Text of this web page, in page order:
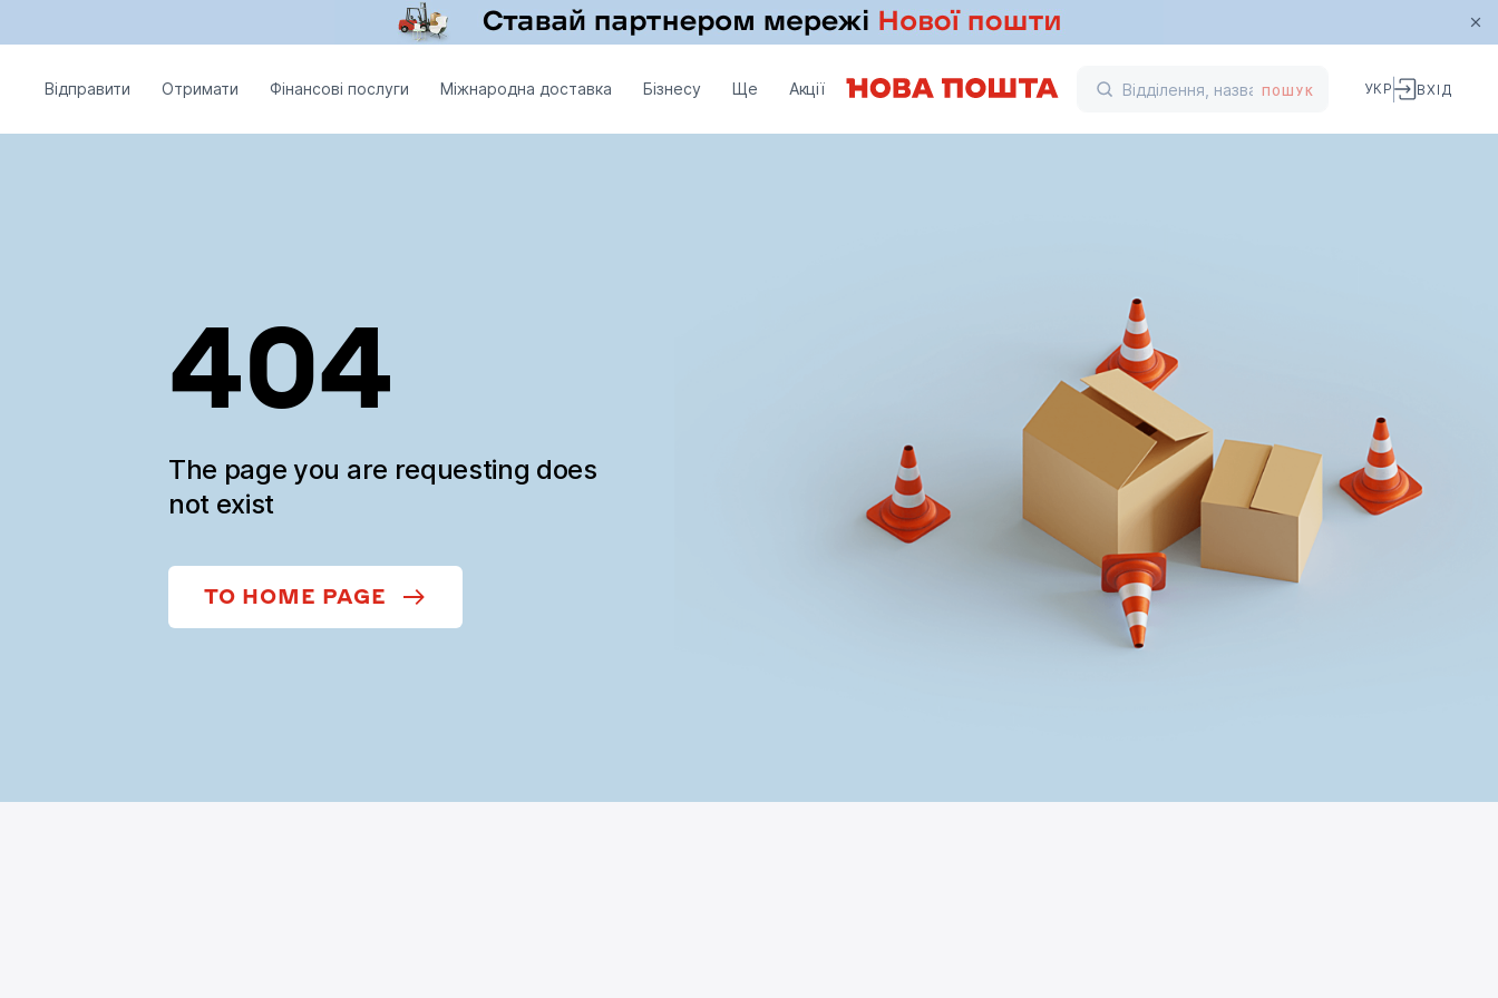
Відправити Отримати Фінансові послуги Міжнародна доставка Бізнесу Ще Акції ПОШУК УКР ВХІД
404
The page you are requesting does
not exist
TO HOME PAGE